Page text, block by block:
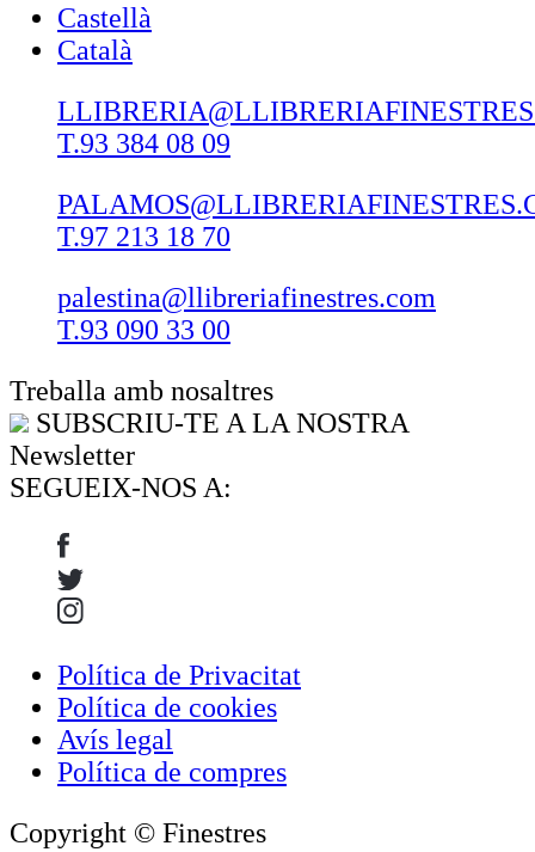
Castellà
Català
T.93 384 08 09
T.97 213 18 70
palestina@llibreriafinestres.com
T.93 090 33 00
Treballa amb nosaltres
SUBSCRIU-TE A LA NOSTRA
Newsletter
SEGUEIX-NOS A:
Política de Privacitat
Política de cookies
Avís legal
Política de compres
Copyright © Finestres